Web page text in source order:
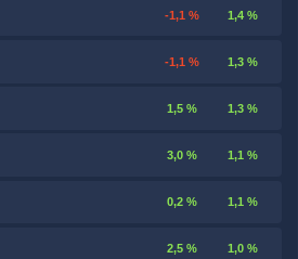
-1,1 % 1,4 %
-1,1 % 1,3 %
1,5 % 1,3 %
3,0 % 1,1 %
0,2 % 1,1 %
2,5 % 1,0 %